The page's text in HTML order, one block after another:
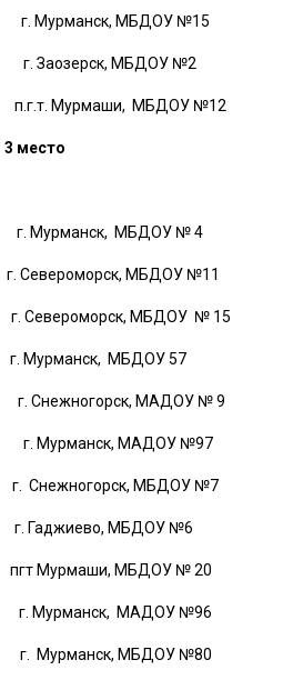
Мурманск, МБДОУ №15
Заозерск, МБДОУ №2
Мурмаши, МБДОУ №12
3 место
Мурманск, МБДОУ № 4
МБДОУ №11
МБДОУ № 15
МБДОУ 57
МАДОУ № 9
г. Мурманск, МАДОУ №97
МБДОУ №7
МБДОУ №6
Мурмаши, МБДОУ № 20
Мурманск, МАДОУ №96
Мурманск, МБДОУ №80